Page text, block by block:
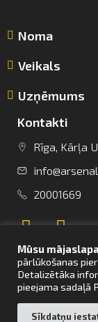
Lietuva
Noma
Veikals
Uzņēmums
Kontakti
Rīga, Kārļa
20001669
Mūsu
pārlūkošanas
Detalizētāka
pieejama sadaļā
Sīkdatņu